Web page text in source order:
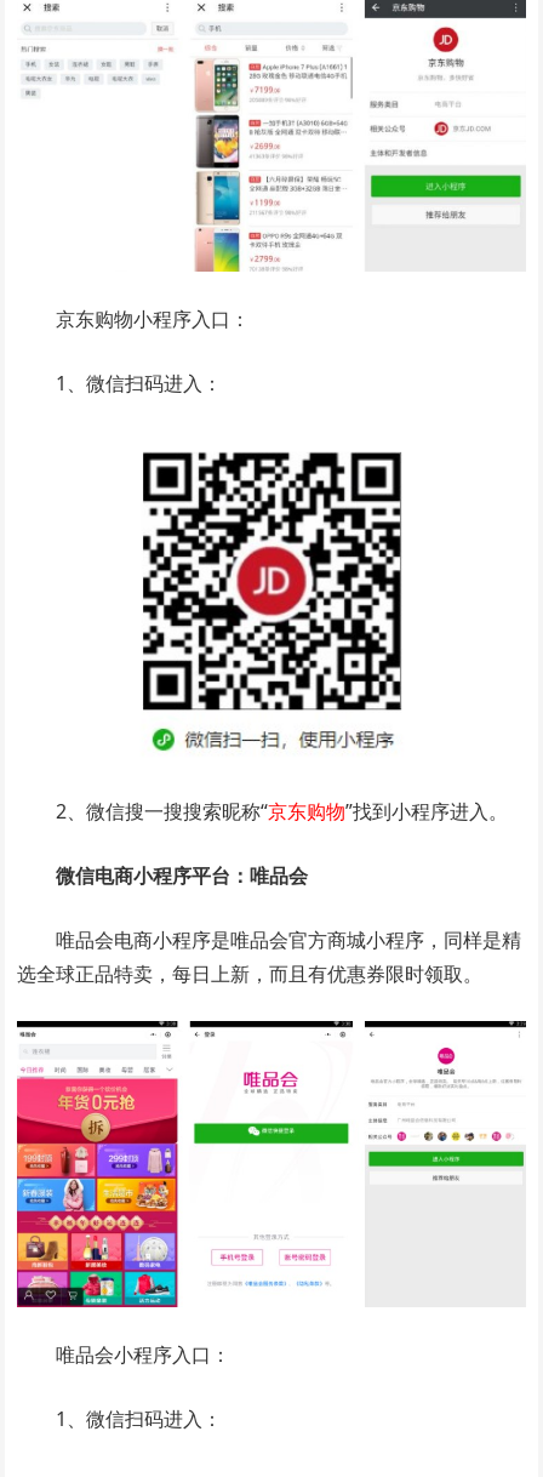
京东购物小程序入口：
1、微信扫码进入：
2、微信搜一搜搜索昵称“京东购物”找到小程序进入。
微信电商小程序平台：唯品会
唯品会电商小程序是唯品会官方商城小程序，同样是精
选全球正品特卖，每日上新，而且有优惠券限时领取。
唯品会小程序入口：
1、微信扫码进入：